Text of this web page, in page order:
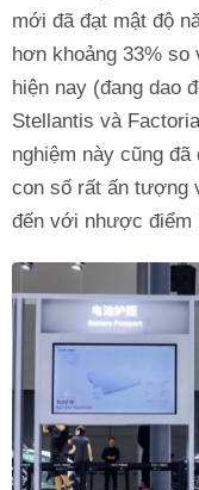
mới đã đạt mật độ
hơn khoảng 33% so
hiện nay (đang dao
Stellantis và
nghiệm này cũng
con số rất ấn tượng
đến với nhược điểm